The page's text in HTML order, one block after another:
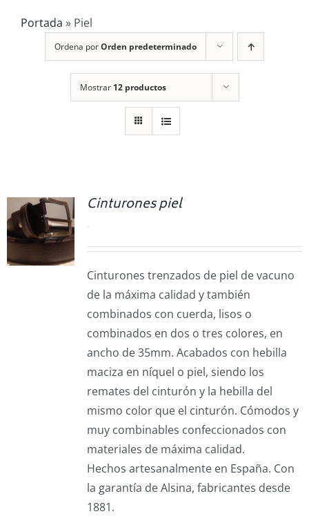
Portada » Piel
Ordena porOrden predeterminado
Mostrar 12 productos
Cinturones piel
Cinturones trenzados de piel de vacuno
de la máxima calidad y también
combinados con cuerda, lisos o
combinados en dos o tres colores, en
ancho de 35mm. Acabados con hebilla
maciza en níquel o piel, siendo los
remates del cinturón y la hebilla del
mismo color que el cinturón. Cómodos y
muy combinables confeccionados con
materiales de máxima calidad.
Hechos artesanalmente en España. Con
la garantía de Alsina, fabricantes desde
1881.